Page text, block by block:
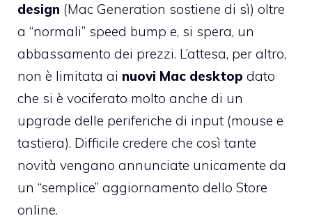
design (Mac Generation sostiene di sì) oltre
a “normali” speed bump e, si spera, un
abbassamento dei prezzi. L’attesa, per altro,
non è limitata ai nuovi Mac desktop dato
che si è vociferato molto anche di un
upgrade delle periferiche di input (mouse e
tastiera). Difficile credere che così tante
novità vengano annunciate unicamente da
un “semplice” aggiornamento dello Store
online.